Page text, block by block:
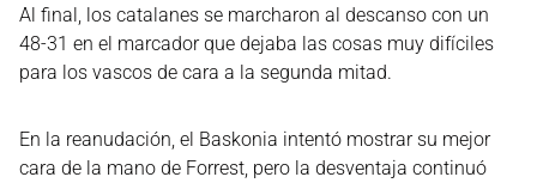
Al final, los catalanes se marcharon al descanso con un
48-31 en el marcador que dejaba las cosas muy difíciles
para los vascos de cara a la segunda mitad.
En la reanudación, el Baskonia intentó mostrar su mejor
cara de la mano de Forrest, pero la desventaja continuó